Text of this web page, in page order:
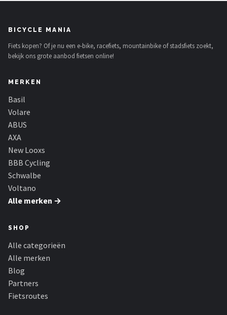
BICYCLE MANIA
Fiets kopen? Of je nu een e-bike, racefiets, mountainbike of stadsfiets zoekt,
bekijk ons grote aanbod fietsen online!
MERKEN
Basil
Volare
ABUS
AXA
New Looxs
BBB Cycling
Schwalbe
Voltano
Alle merken →
SHOP
Alle categorieën
Alle merken
Blog
Partners
Fietsroutes